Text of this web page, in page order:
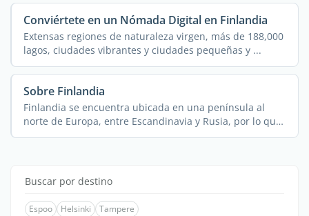
Conviértete en un Nómada Digital en Finlandia
Extensas regiones de naturaleza virgen, más de 188,000
lagos, ciudades vibrantes y ciudades pequeñas y ...
Sobre Finlandia
Finlandia se encuentra ubicada en una península al
norte de Europa, entre Escandinavia y Rusia, por lo que
...
Buscar por destino
Espoo Helsinki Tampere